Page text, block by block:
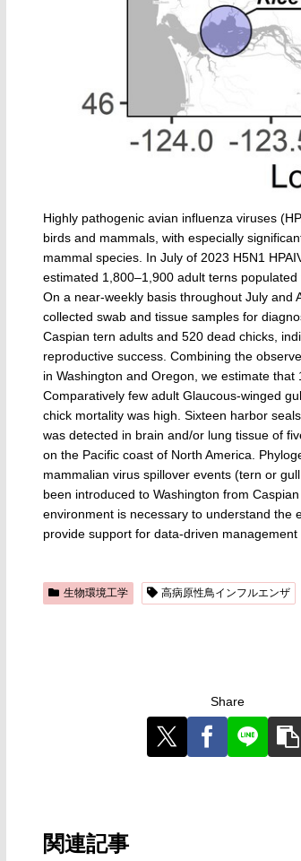
Highly pathogenic avian influenza viruses
birds and mammals, with especially
mammal species. In July of 2023 H5N1
estimated 1,800–1,900 adult terns
On a near-weekly basis throughout July and
collected swab and tissue samples for
Caspian tern adults and 520 dead chicks,
reproductive success. Combining the
in Washington and Oregon, we estimate
Comparatively few adult Glaucous-winged
chick mortality was high. Sixteen harbor
was detected in brain and/or lung tissue of
on the Pacific coast of North America.
mammalian virus spillover events (tern or
been introduced to Washington from
environment is necessary to understand the
provide support for data-driven management
生物環境工学 高病原性鳥インフルエンザ
Share
関連記事